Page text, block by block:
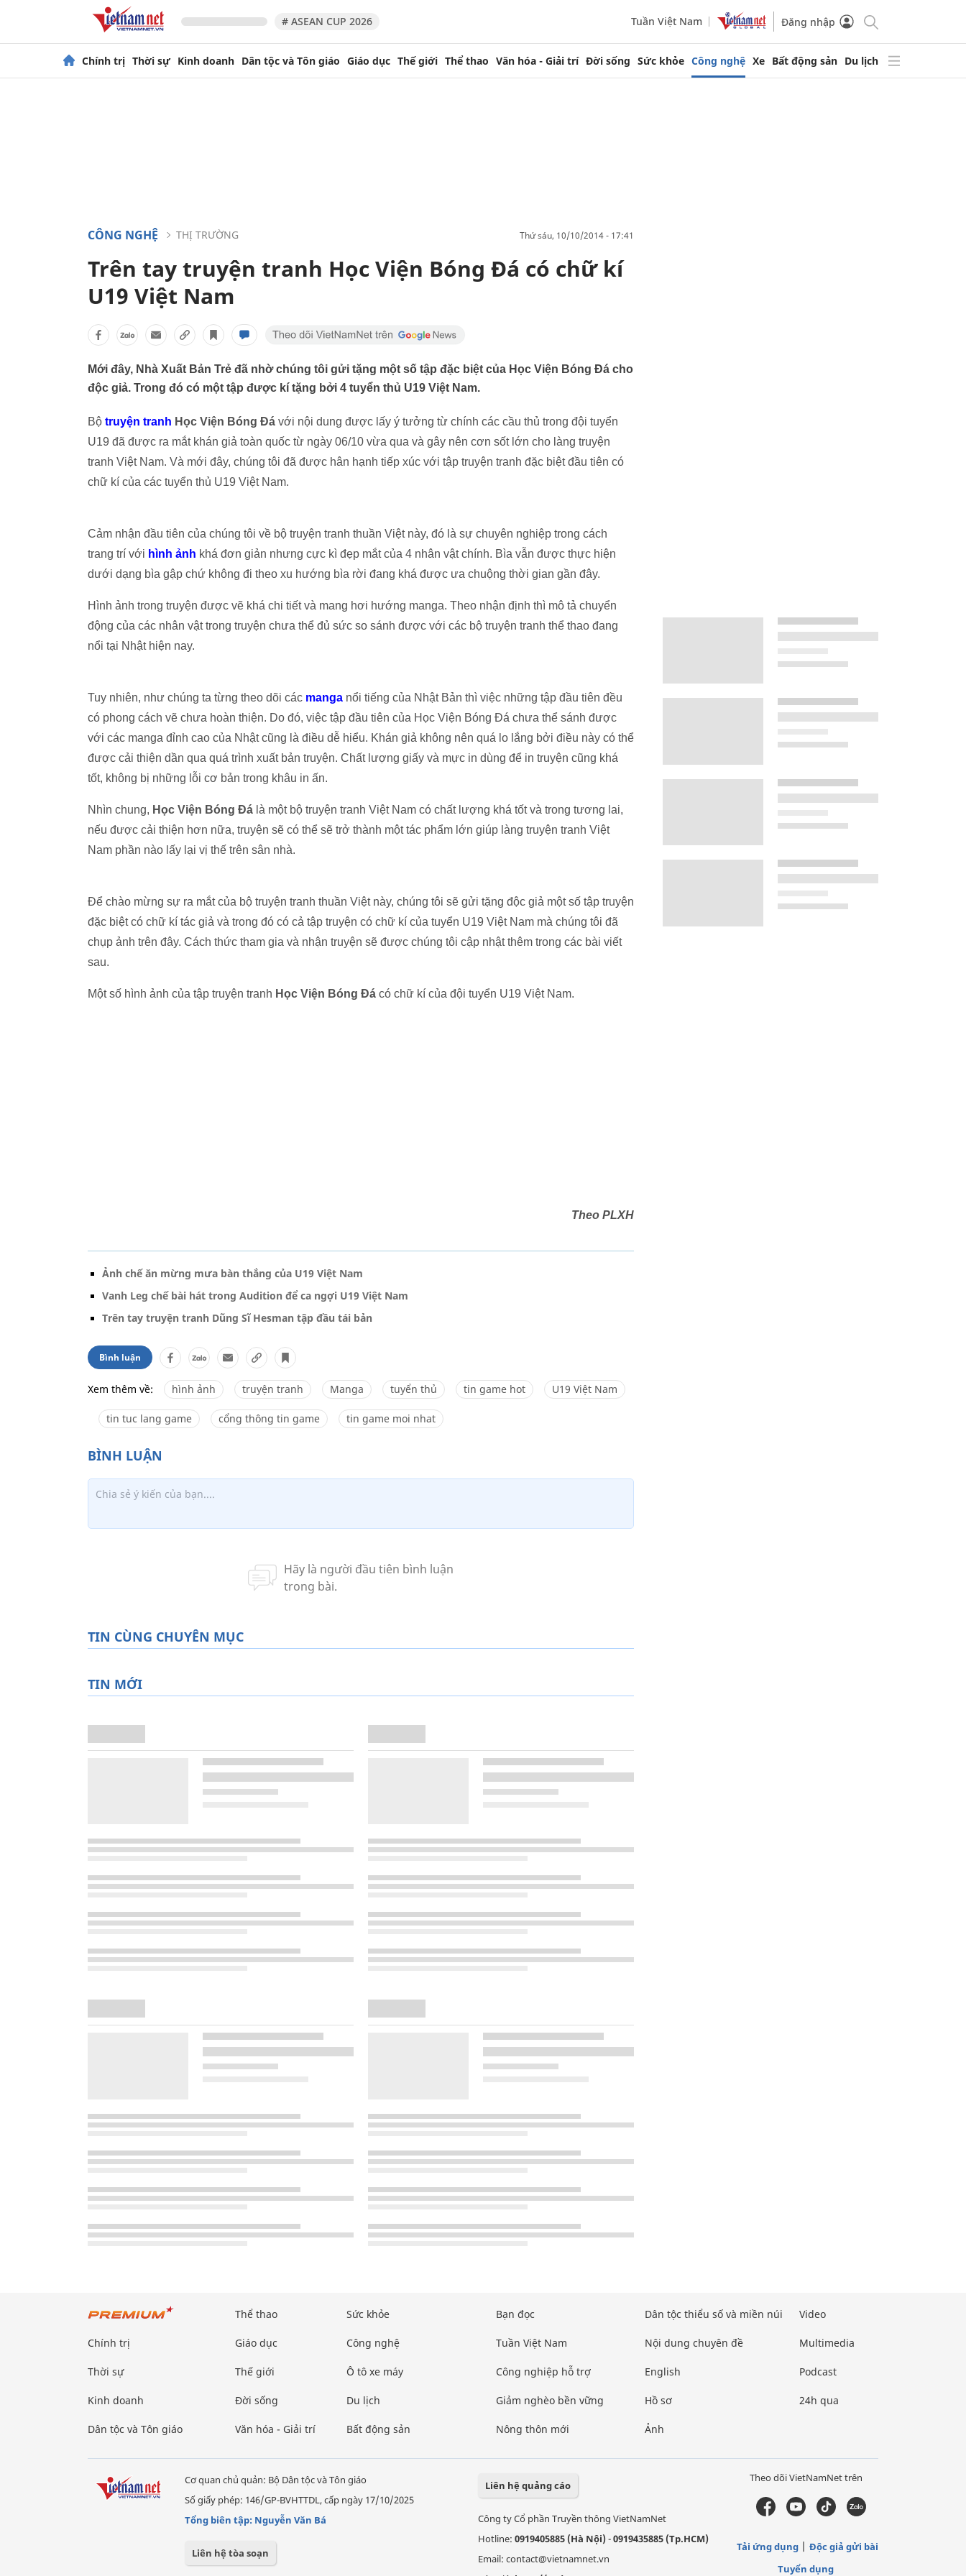
# ASEAN CUP 2026 Tuần Việt Nam Đăng nhập
Chính trị Thời sự Kinh doanh Dân tộc và Tôn giáo Giáo dục Thế giới Thể thao Văn hóa - Giải trí Đời sống Sức khỏe Công nghệ Xe Bất động sản Du lịch
CÔNG NGHỆ THỊ TRƯỜNG thứ sáu, 10/10/2014 - 17:41
Trên tay truyện tranh Học Viện Bóng Đá có chữ kí
U19 Việt Nam
Mới đây, Nhà Xuất Bản Trẻ đã nhờ chúng tôi gửi tặng một số tập đặc biệt của Học Viện Bóng Đá cho
độc giả. Trong đó có một tập được kí tặng bởi 4 tuyển thủ U19 Việt Nam.
Bộ truyện tranh Học Viện Bóng Đá với nội dung được lấy ý tưởng từ chính các cầu thủ trong đội tuyển
U19 đã được ra mắt khán giả toàn quốc từ ngày 06/10 vừa qua và gây nên cơn sốt lớn cho làng truyện
tranh Việt Nam. Và mới đây, chúng tôi đã được hân hạnh tiếp xúc với tập truyện tranh đặc biệt đầu tiên có
chữ kí của các tuyển thủ U19 Việt Nam.
Cảm nhận đầu tiên của chúng tôi về bộ truyện tranh thuần Việt này, đó là sự chuyên nghiệp trong cách
trang trí với hình ảnh khá đơn giản nhưng cực kì đẹp mắt của 4 nhân vật chính. Bìa vẫn được thực hiện
dưới dạng bìa gập chứ không đi theo xu hướng bìa rời đang khá được ưa chuộng thời gian gần đây.
Hình ảnh trong truyện được vẽ khá chi tiết và mang hơi hướng manga. Theo nhận định thì mô tả chuyển
động của các nhân vật trong truyện chưa thể đủ sức so sánh được với các bộ truyện tranh thể thao đang
nổi tại Nhật hiện nay.
Tuy nhiên, như chúng ta từng theo dõi các manga nổi tiếng của Nhật Bản thì việc những tập đầu tiên đều
có phong cách vẽ chưa hoàn thiện. Do đó, việc tập đầu tiên của Học Viện Bóng Đá chưa thể sánh được
với các manga đỉnh cao của Nhật cũng là điều dễ hiểu. Khán giả không nên quá lo lắng bởi điều này có thể
được cải thiện dần qua quá trình xuất bản truyện. Chất lượng giấy và mực in dùng để in truyện cũng khá
tốt, không bị những lỗi cơ bản trong khâu in ấn.
Nhìn chung, Học Viện Bóng Đá là một bộ truyện tranh Việt Nam có chất lượng khá tốt và trong tương lai,
nếu được cải thiện hơn nữa, truyện sẽ có thể sẽ trở thành một tác phẩm lớn giúp làng truyện tranh Việt
Nam phần nào lấy lại vị thế trên sân nhà.
Để chào mừng sự ra mắt của bộ truyện tranh thuần Việt này, chúng tôi sẽ gửi tặng độc giả một số tập truyện
đặc biệt có chữ kí tác giả và trong đó có cả tập truyện có chữ kí của tuyển U19 Việt Nam mà chúng tôi đã
chụp ảnh trên đây. Cách thức tham gia và nhận truyện sẽ được chúng tôi cập nhật thêm trong các bài viết
sau.
Một số hình ảnh của tập truyện tranh Học Viện Bóng Đá có chữ kí của đội tuyển U19 Việt Nam.
Theo PLXH
Ảnh chế ăn mừng mưa bàn thắng của U19 Việt Nam
Vanh Leg chế bài hát trong Audition để ca ngợi U19 Việt Nam
Trên tay truyện tranh Dũng Sĩ Hesman tập đầu tái bản
Bình luận
Xem thêm về: hình ảnh truyện tranh Manga tuyển thủ tin game hot U19 Việt Nam
tin tuc lang game cổng thông tin game tin game moi nhat
TIN CÙNG CHUYÊN MỤC
TIN MỚI
Chính trị
Thời sự
Kinh doanh
Dân tộc và Tôn giáo
Thể thao
Giáo dục
Thế giới
Đời sống
Văn hóa - Giải trí
Sức khỏe
Công nghệ
Ô tô xe máy
Du lịch
Bất động sản
Bạn đọc
Tuần Việt Nam
Công nghiệp hỗ trợ
Giảm nghèo bền vững
Nông thôn mới
Dân tộc thiểu số và miền núi
Nội dung chuyên đề
English
Hồ sơ
Ảnh
Video
Multimedia
Podcast
24h qua
Cơ quan chủ quản: Bộ Dân tộc và Tôn giáo
Số giấy phép: 146/GP-BVHTTDL, cấp ngày 17/10/2025
Tổng biên tập: Nguyễn Văn Bá
Liên hệ tòa soạn
Liên hệ quảng cáo
Công ty Cổ phần Truyền thông VietNamNet
Hotline: 0919405885 (Hà Nội)-0919435885 (Tp.HCM)
Email: contact@vietnamnet.vn
Theo dõi VietNamNet trên
Tải ứng dụng
Độc giả gửi bài
Tuyển dụng